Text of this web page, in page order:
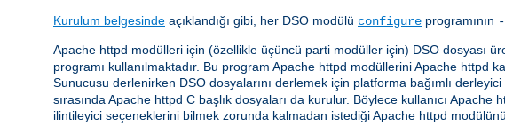
Kurulum belgesinde açıklandığı gibi, her DSO modülü configure programının
Apache httpd modülleri için (özellikle üçüncü parti modüller için) DSO dosyası
programı kullanılmaktadır. Bu program Apache httpd modüllerini Apache httpd
Sunucusu derlenirken DSO dosyalarını derlemek için platforma bağımlı
sırasında Apache httpd C başlık dosyaları da kurulur. Böylece kullanıcı
ilintileyici seçeneklerini bilmek zorunda kalmadan istediği Apache httpd modülünü